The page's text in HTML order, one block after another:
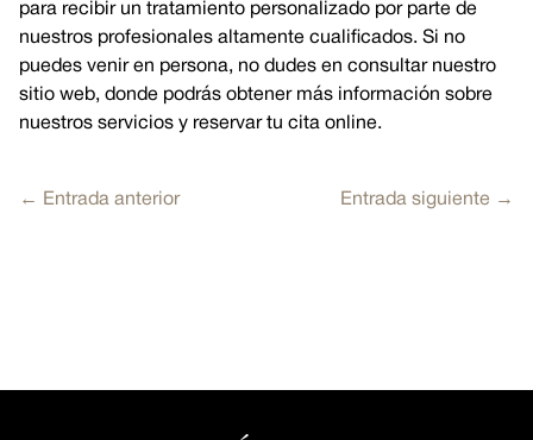
para recibir un tratamiento personalizado por parte de
nuestros profesionales altamente cualificados. Si no
puedes venir en persona, no dudes en consultar nuestro
sitio web, donde podrás obtener más información sobre
nuestros servicios y reservar tu cita online.
← Entrada anterior Entrada siguiente →